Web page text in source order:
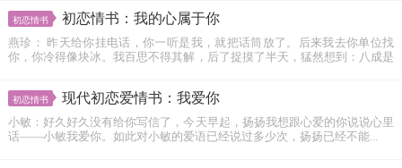
初恋情书 初恋情书：我的心属于你
燕珍： 昨天给你挂电话，你一听是我，就把话筒放了。后来我去你单位找
你，你冷得像块冰。我百思不得其解，后了捉摸了半天，猛然想到：八成是
初恋情书 现代初恋爱情书：我爱你
小敏：好久好久没有给你写信了，今天早起，扬扬我想跟心爱的你说说心里
话——小敏我爱你。如此对小敏的爱语已经说过多少次，扬扬已经不能...